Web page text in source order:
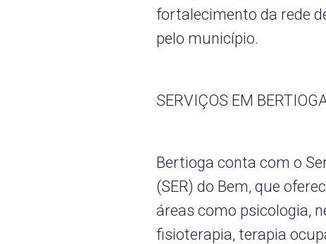
fortalecimento da rede
pelo município.
SERVIÇOS EM
Bertioga conta com o
(SER) do Bem, que
áreas como psicologia,
fisioterapia, terapia